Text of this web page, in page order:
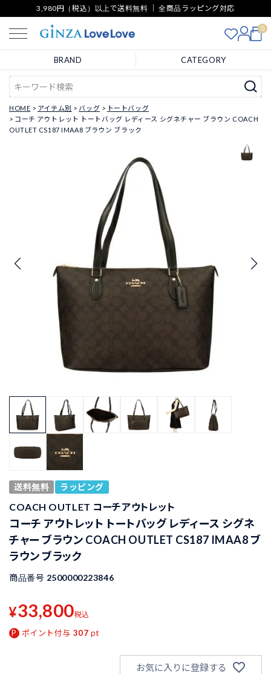
3,980円（税込）以上で送料無料 ｜ 全商品ラッピング対応
0
BRAND CATEGORY
HOME アイテム別 バッグ
トートバッグ
コーチ アウトレット トートバッグ レディース シグネチャー ブラウン COACH
OUTLET CS187 IMAA8 ブラウン ブラック
送料無料 ラッピング
COACH OUTLET コーチアウトレット
コーチ アウトレット トートバッグ レディース シグネ
チャー ブラウン COACH OUTLET CS187 IMAA8 ブ
ラウン ブラック
商品番号 2500000223846
¥33,800税込
ポイント付与 307 pt
お気に入りに登録する